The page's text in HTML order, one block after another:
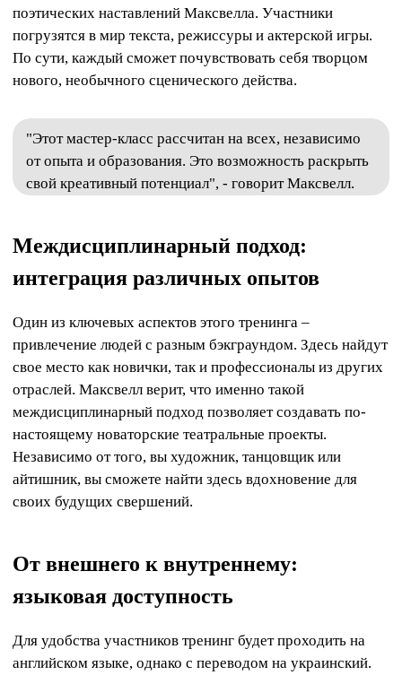
поэтических наставлений Максвелла. Участники
погрузятся в мир текста, режиссуры и актерской игры.
По сути, каждый сможет почувствовать себя творцом
нового, необычного сценического действа.
"Этот мастер-класс рассчитан на всех, независимо
от опыта и образования. Это возможность раскрыть
свой креативный потенциал", - говорит Максвелл.
Междисциплинарный подход:
интеграция различных опытов
Один из ключевых аспектов этого тренинга –
привлечение людей с разным бэкграундом. Здесь найдут
свое место как новички, так и профессионалы из других
отраслей. Максвелл верит, что именно такой
междисциплинарный подход позволяет создавать по-
настоящему новаторские театральные проекты.
Независимо от того, вы художник, танцовщик или
айтишник, вы сможете найти здесь вдохновение для
своих будущих свершений.
От внешнего к внутреннему:
языковая доступность
Для удобства участников тренинг будет проходить на
английском языке, однако с переводом на украинский.